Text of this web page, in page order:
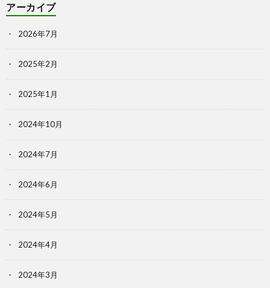
アーカイブ
2026年7月
2025年2月
2025年1月
2024年10月
2024年7月
2024年6月
2024年5月
2024年4月
2024年3月